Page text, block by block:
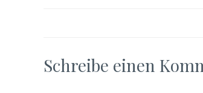
Schreibe einen